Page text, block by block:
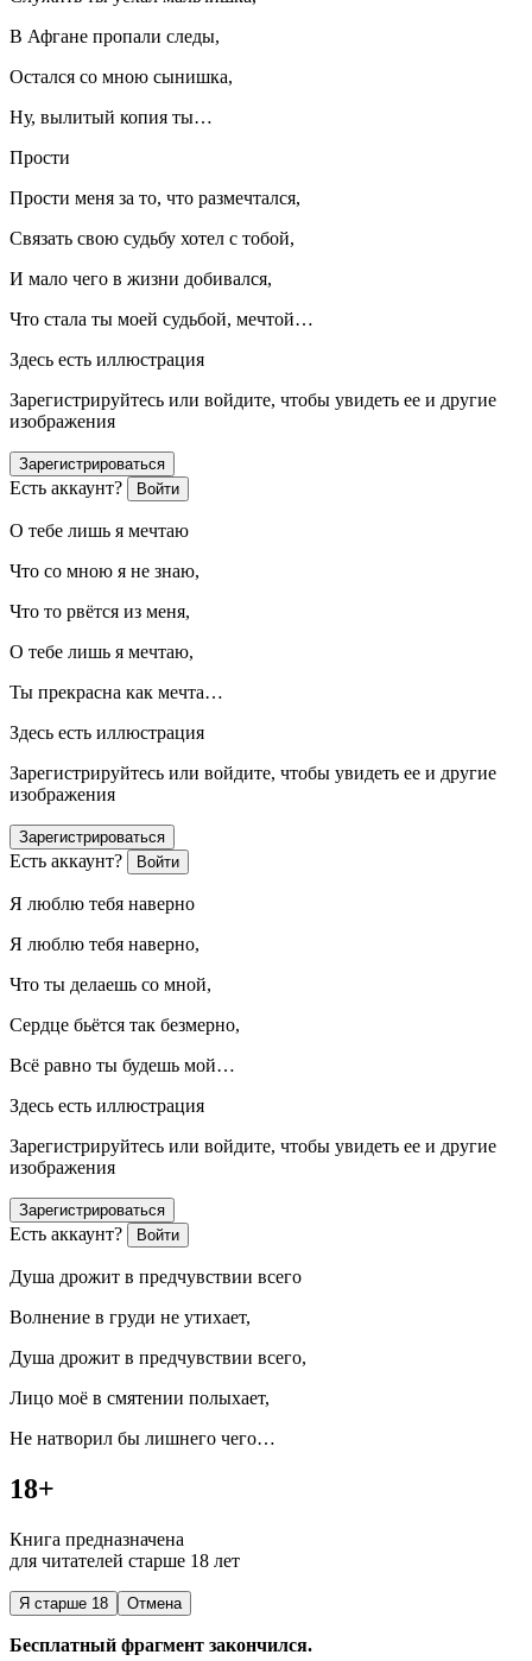
В Афгане пропали следы,
Остался со мною сынишка,
Ну, вылитый копия ты…
Прости
Прости меня за то, что размечтался,
Связать свою судьбу хотел с тобой,
И мало чего в жизни добивался,
Что стала ты моей судьбой, мечтой…
Здесь есть иллюстрация
Зарегистрируйтесь или войдите, чтобы увидеть ее и другие
изображения
Зарегистрироваться
Есть аккаунт? Войти
О тебе лишь я мечтаю
Что со мною я не знаю,
Что то рвётся из меня,
О тебе лишь я мечтаю,
Ты прекрасна как мечта…
Здесь есть иллюстрация
Зарегистрируйтесь или войдите, чтобы увидеть ее и другие
изображения
Зарегистрироваться
Есть аккаунт? Войти
Я люблю тебя наверно
Я люблю тебя наверно,
Что ты делаешь со мной,
Сердце бьётся так безмерно,
Всё равно ты будешь мой…
Здесь есть иллюстрация
Зарегистрируйтесь или войдите, чтобы увидеть ее и другие
изображения
Зарегистрироваться
Есть аккаунт? Войти
Душа дрожит в предчувствии всего
Волнение в груди не утихает,
Душа дрожит в предчувствии всего,
Лицо моё в смятении полыхает,
Не натворил бы лишнего чего…
18+
Книга предназначена
для читателей старше 18 лет
Я старше 18 Отмена
Бесплатный фрагмент закончился.